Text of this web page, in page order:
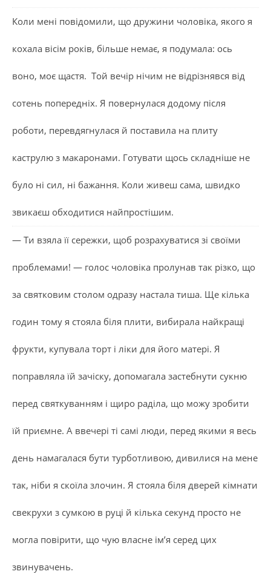
Коли мені повідомили, що дружини чоловіка, якого я
кохала вісім років, більше немає, я подумала: ось
воно, моє щастя. Той вечір нічим не відрізнявся від
сотень попередніх. Я повернулася додому після
роботи, перевдягнулася й поставила на плиту
каструлю з макаронами. Готувати щось складніше не
було ні сил, ні бажання. Коли живеш сама, швидко
звикаєш обходитися найпростішим.
— Ти взяла її сережки, щоб розрахуватися зі своїми
проблемами! — голос чоловіка пролунав так різко, що
за святковим столом одразу настала тиша. Ще кілька
годин тому я стояла біля плити, вибирала найкращі
фрукти, купувала торт і ліки для його матері. Я
поправляла їй зачіску, допомагала застебнути сукню
перед святкуванням і щиро раділа, що можу зробити
їй приємне. А ввечері ті самі люди, перед якими я весь
день намагалася бути турботливою, дивилися на мене
так, ніби я скоїла злочин. Я стояла біля дверей кімнати
свекрухи з сумкою в руці й кілька секунд просто не
могла повірити, що чую власне ім’я серед цих
звинувачень.